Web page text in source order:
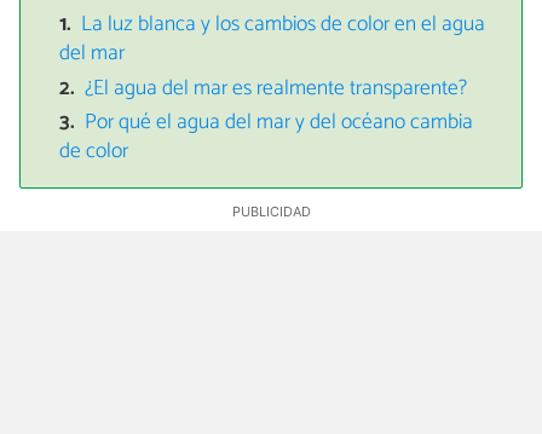
La luz blanca y los cambios de color en el agua
del mar
¿El agua del mar es realmente transparente?
Por qué el agua del mar y del océano cambia
de color